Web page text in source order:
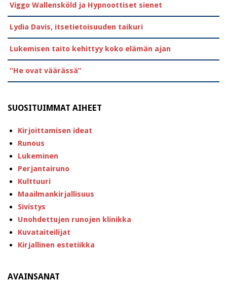
Viggo Wallensköld ja Hypnoottiset sienet
Lydia Davis, itsetietoisuuden taikuri
Lukemisen taito kehittyy koko elämän ajan
”He ovat väärässä”
SUOSITUIMMAT AIHEET
Kirjoittamisen ideat
Runous
Lukeminen
Perjantairuno
Kulttuuri
Maailmankirjallisuus
Sivistys
Unohdettujen runojen klinikka
Kuvataiteilijat
Kirjallinen estetiikka
AVAINSANAT